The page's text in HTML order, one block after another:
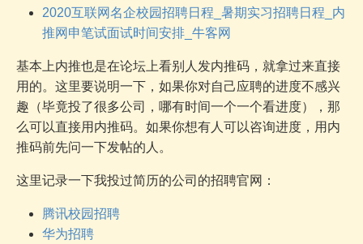
2020互联网名企校园招聘日程_暑期实习招聘日程_内
推网申笔试面试时间安排_牛客网
基本上内推也是在论坛上看别人发内推码，就拿过来直接
用的。这里要说明一下，如果你对自己应聘的进度不感兴
趣（毕竟投了很多公司，哪有时间一个一个看进度），那
么可以直接用内推码。如果你想有人可以咨询进度，用内
推码前先问一下发帖的人。
这里记录一下我投过简历的公司的招聘官网：
腾讯校园招聘
华为招聘